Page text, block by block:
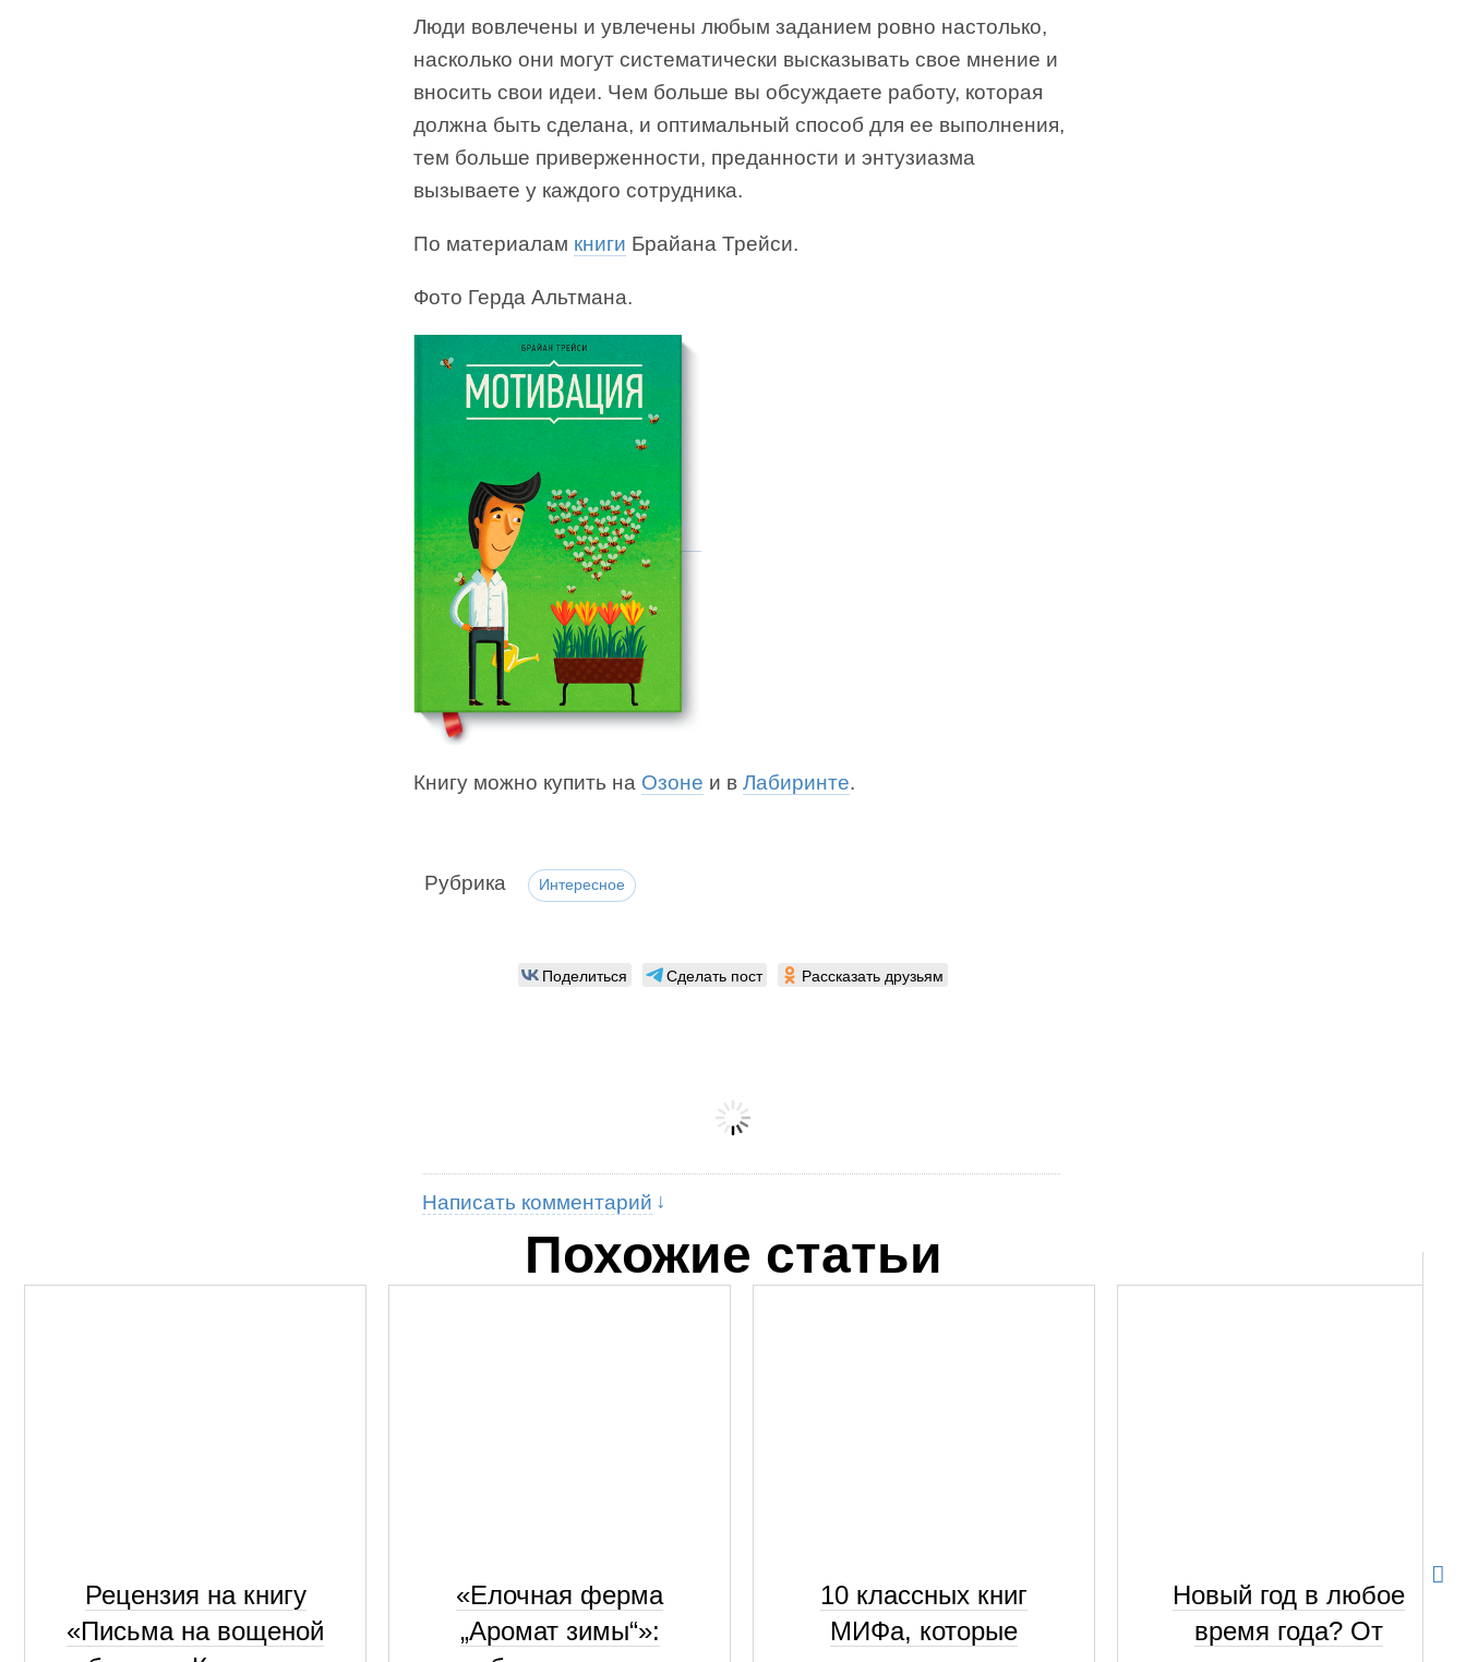
Люди вовлечены и увлечены любым заданием ровно настолько,
насколько они могут систематически высказывать свое мнение и
вносить свои идеи. Чем больше вы обсуждаете работу, которая
должна быть сделана, и оптимальный способ для ее выполнения,
тем больше приверженности, преданности и энтузиазма
вызываете у каждого сотрудника.
По материалам книги Брайана Трейси.
Фото Герда Альтмана.
Книгу можно купить на Озоне и в Лабиринте.
Рубрика Интересное
Поделиться Сделать пост Рассказать друзьям
Написать комментарий
Похожие статьи
Рецензия на книгу
«Письма на вощеной
«Елочная ферма
„Аромат зимы“»:
10 классных книг
МИФа, которые
Новый год в любое
время года? От